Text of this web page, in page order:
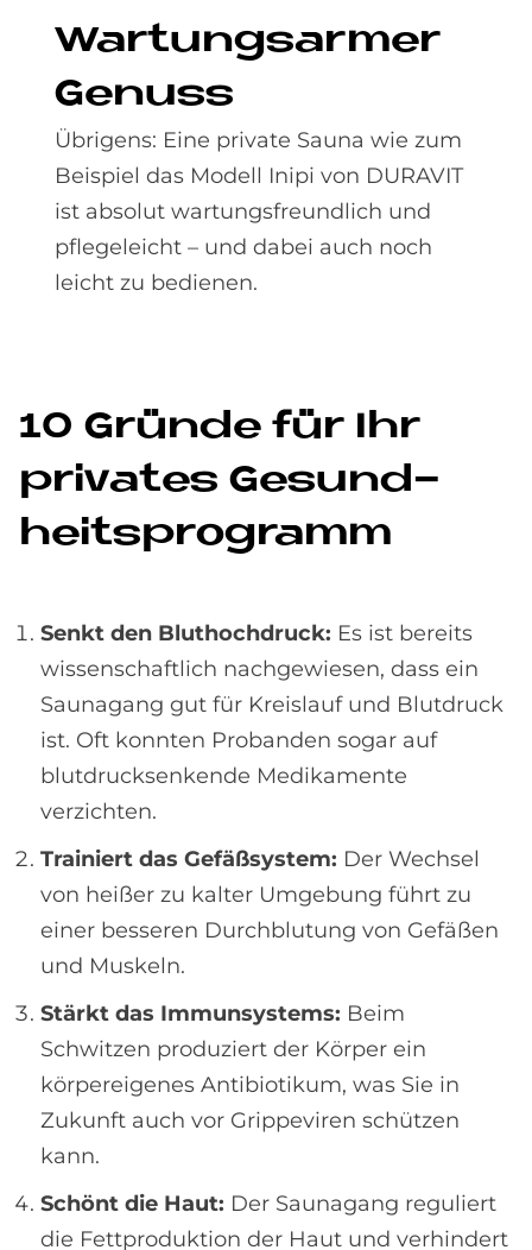
War­tungs­ar­mer
Ge­nuss
Übrigens: Eine private Sauna wie zum
Beispiel das Modell Inipi von DURAVIT
ist absolut wartungsfreundlich und
pflegeleicht – und dabei auch noch
leicht zu bedienen.
10 Grün­de für Ihr
pri­va­tes Ge­sund­
heits­pro­gramm
Senkt den Bluthochdruck: Es ist bereits
wissenschaftlich nachgewiesen, dass ein
Saunagang gut für Kreislauf und Blutdruck
ist. Oft konnten Probanden sogar auf
blutdrucksenkende Medikamente
verzichten.
Trainiert das Gefäßsystem: Der Wechsel
von heißer zu kalter Umgebung führt zu
einer besseren Durchblutung von Gefäßen
und Muskeln.
Stärkt das Immunsystems: Beim
Schwitzen produziert der Körper ein
körpereigenes Antibiotikum, was Sie in
Zukunft auch vor Grippeviren schützen
kann.
Schönt die Haut: Der Saunagang reguliert
die Fettproduktion der Haut und verhindert